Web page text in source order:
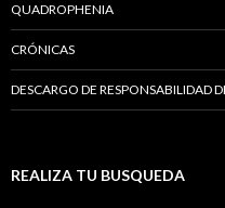
QUADROPHENIA
CRÓNICAS
DESCARGO DE RESPONSABILIDAD
REALIZA TU BUSQUEDA